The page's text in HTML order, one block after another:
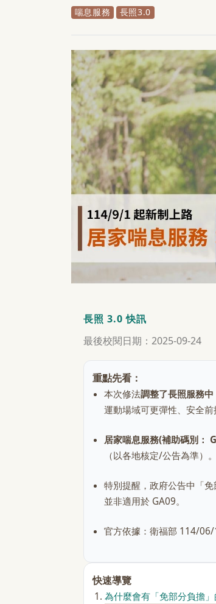
喘息服務 長照3.0
長照 3.0 快訊
最後校閱日期：2025-09-24
重點先看：
本次修法調整了長照服務
運動場域可更彈性、安全前
居家喘息服務(補助碼別：
（以各地核定/公告為準）。
特別提醒，政府公告中「
並非適用於 GA09。
官方依據：衛福部 114/06/
快速導覽
為什麼會有「免部分負擔」